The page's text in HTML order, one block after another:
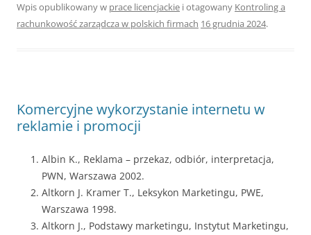
Wpis opublikowany w prace licencjackie i otagowany Kontroling a
rachunkowość zarządcza w polskich firmach 16 grudnia 2024.
Komercyjne wykorzystanie internetu w
reklamie i promocji
Albin K., Reklama – przekaz, odbiór, interpretacja,
PWN, Warszawa 2002.
Altkorn J. Kramer T., Leksykon Marketingu, PWE,
Warszawa 1998.
Altkorn J., Podstawy marketingu, Instytut Marketingu,